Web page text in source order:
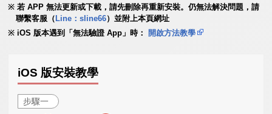
若 APP 無法更新或下載，請先刪除再重新安裝。仍無法解決問題，請
聯繫客服（ Line：sline66）並附上本頁網址
iOS 版本遇到「無法驗證 App」時：
開啟方法教學
iOS 版安裝教學
步驟一